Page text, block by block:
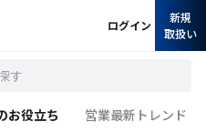
す
ログイン
新規
取扱い
お役立ち 営業最新トレンド